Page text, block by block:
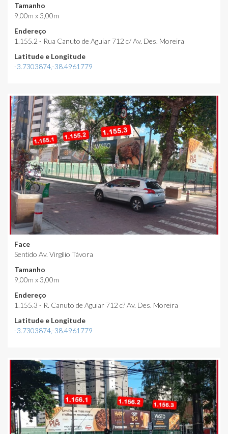
Tamanho
9,00m x 3,00m
Endereço
1.155.2 - Rua Canuto de Aguiar 712 c/ Av. Des. Moreira
Latitude e Longitude
-3.7303874,-38.4961779
Face
Sentido Av. Virgílio Távora
Tamanho
9,00m x 3,00m
Endereço
1.155.3 - R. Canuto de Aguiar 712 c? Av. Des. Moreira
Latitude e Longitude
-3.7303874,-38.4961779